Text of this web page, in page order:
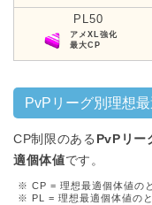
PL50
アメXL強化
最大CP
PvPリーグ別理想
CP制限のある PvPリー
適個体値です。
※ CP = 理想最適個体値の
※ PL = 理想最適個体値の